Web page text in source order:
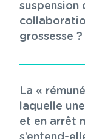
suspension
grossesse ?
La «
laquelle
et en arrêt